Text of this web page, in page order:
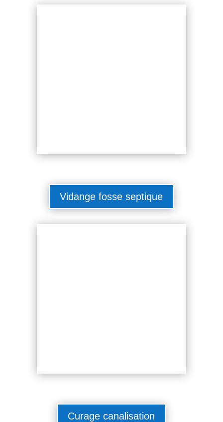
Vidange fosse septique
Curage canalisation